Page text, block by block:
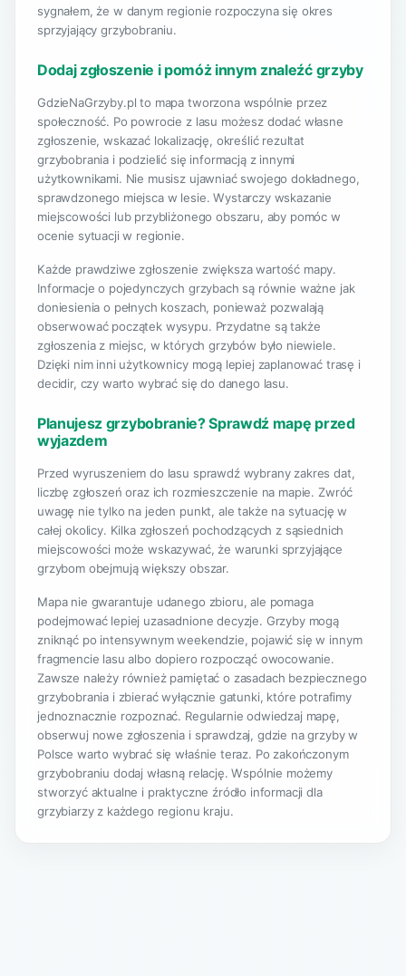
sygnałem, że w danym regionie rozpoczyna się okres
sprzyjający grzybobraniu.
Dodaj zgłoszenie i pomóż innym znaleźć grzyby
GdzieNaGrzyby.pl to mapa tworzona wspólnie przez
społeczność. Po powrocie z lasu możesz dodać własne
zgłoszenie, wskazać lokalizację, określić rezultat
grzybobrania i podzielić się informacją z innymi
użytkownikami. Nie musisz ujawniać swojego dokładnego,
sprawdzonego miejsca w lesie. Wystarczy wskazanie
miejscowości lub przybliżonego obszaru, aby pomóc w
ocenie sytuacji w regionie.
Każde prawdziwe zgłoszenie zwiększa wartość mapy.
Informacje o pojedynczych grzybach są równie ważne jak
doniesienia o pełnych koszach, ponieważ pozwalają
obserwować początek wysypu. Przydatne są także
zgłoszenia z miejsc, w których grzybów było niewiele.
Dzięki nim inni użytkownicy mogą lepiej zaplanować trasę i
decidir, czy warto wybrać się do danego lasu.
Planujesz grzybobranie? Sprawdź mapę przed
wyjazdem
Przed wyruszeniem do lasu sprawdź wybrany zakres dat,
liczbę zgłoszeń oraz ich rozmieszczenie na mapie. Zwróć
uwagę nie tylko na jeden punkt, ale także na sytuację w
całej okolicy. Kilka zgłoszeń pochodzących z sąsiednich
miejscowości może wskazywać, że warunki sprzyjające
grzybom obejmują większy obszar.
Mapa nie gwarantuje udanego zbioru, ale pomaga
podejmować lepiej uzasadnione decyzje. Grzyby mogą
zniknąć po intensywnym weekendzie, pojawić się w innym
fragmencie lasu albo dopiero rozpocząć owocowanie.
Zawsze należy również pamiętać o zasadach bezpiecznego
grzybobrania i zbierać wyłącznie gatunki, które potrafimy
jednoznacznie rozpoznać. Regularnie odwiedzaj mapę,
obserwuj nowe zgłoszenia i sprawdzaj, gdzie na grzyby w
Polsce warto wybrać się właśnie teraz. Po zakończonym
grzybobraniu dodaj własną relację. Wspólnie możemy
stworzyć aktualne i praktyczne źródło informacji dla
grzybiarzy z każdego regionu kraju.